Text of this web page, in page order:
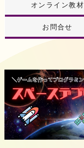
オンライン教材
お問合せ